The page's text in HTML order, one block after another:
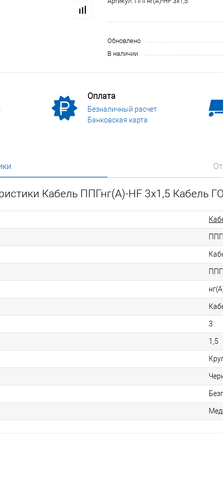
Спецодежда и СИЗ Строительные, монтажные
Обновлено
В наличии
Оплата
Безналичный расчет
Банковская карта
Кабель ППГнг(А)-HF 3х1,5 Кабель
ППГ
3
1,5